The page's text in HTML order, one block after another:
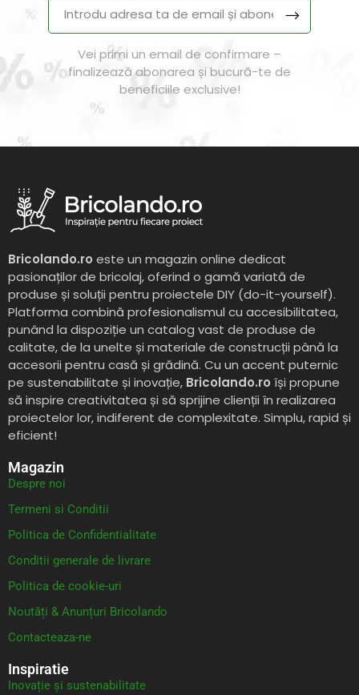
Vei primi un email de confirmare –
finalizează abonarea și bucură-te de
beneficiile exclusive!
Bricolando.ro este un magazin online dedicat
pasionaților de bricolaj, oferind o gamă variată de
produse și soluții pentru proiectele DIY (do-it-yourself).
Platforma combină profesionalismul cu accesibilitatea,
punând la dispoziție un catalog vast de produse de
calitate, de la unelte și materiale de construcții până la
accesorii pentru casă și grădină. Cu un accent puternic
pe sustenabilitate și inovație, Bricolando.ro își propune
să inspire creativitatea și să sprijine clienții în realizarea
proiectelor lor, indiferent de complexitate. Simplu, rapid și
eficient!
Magazin
Despre noi
Termeni si Conditii
Politica de Confidentialitate
Conditii generale de livrare
Politica de cookie-uri
Noutăți & Anunțuri Bricolando
Contacteaza-ne
Inspiratie
Inovație și sustenabilitate